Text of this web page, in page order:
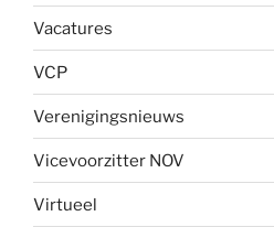
Vacatures
VCP
Verenigingsnieuws
Vicevoorzitter NOV
Virtueel